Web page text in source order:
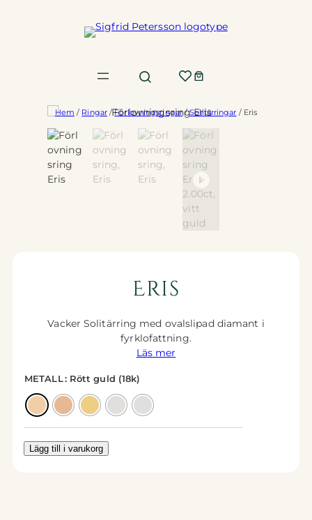
Hem / Ringar/Förlovningsringar/Solitärringar / Eris
Eris
Vacker Solitärring med ovalslipad diamant i
fyrklofattning.
Läs mer
METALL: Rött guld (18k)
Lägg till i varukorg